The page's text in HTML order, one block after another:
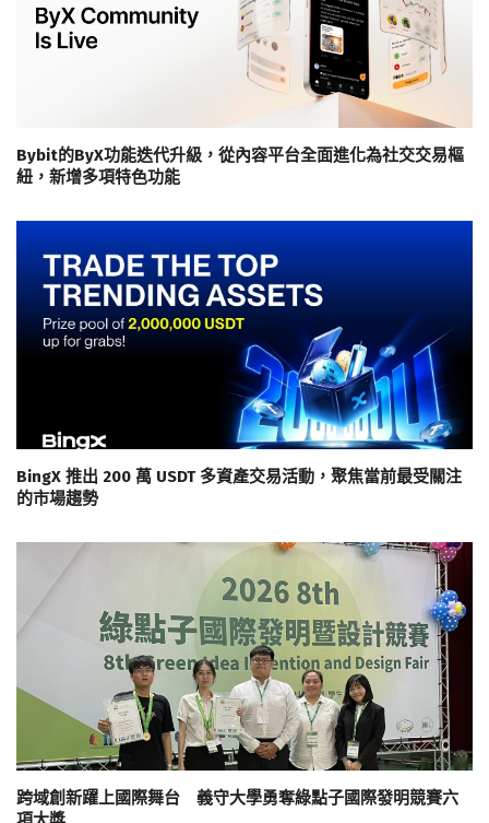
Bybit的ByX功能迭代升級，從內容平台全面進化為社交交易樞
紐，新增多項特色功能
BingX 推出 200 萬 USDT 多資產交易活動，聚焦當前最受關注
的市場趨勢
跨域創新躍上國際舞台 義守大學勇奪綠點子國際發明競賽六